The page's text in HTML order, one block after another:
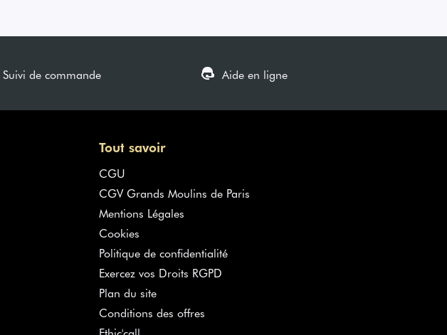
Suivi de commande Aide en ligne
Tout savoir
CGU
CGV Grands Moulins de Paris
Mentions Légales
Cookies
Politique de confidentialité
Exercez vos Droits RGPD
Plan du site
Conditions des offres